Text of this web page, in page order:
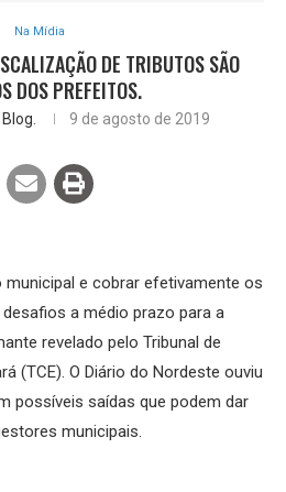
Na Mídia
DE TRIBUTOS SÃO
DOS PREFEITOS.
9 de agosto de 2019
e cobrar efetivamente os
a médio prazo para a
revelado pelo Tribunal de
(TCE). O Diário do Nordeste ouviu
possíveis saídas que podem dar
municipais.